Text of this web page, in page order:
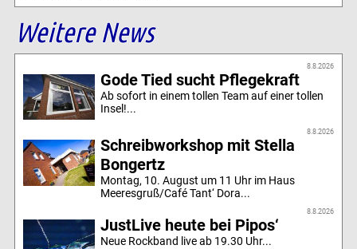
Weitere News
8.8.2026
Gode Tied sucht Pflegekraft
Ab sofort in einem tollen Team auf einer tollen
Insel!...
8.8.2026
Schreibworkshop mit Stella
Bongertz
Montag, 10. August um 11 Uhr im Haus
Meeresgruß/Café Tant‘ Dora...
8.8.2026
JustLive heute bei Pipos‘
Neue Rockband live ab 19.30 Uhr...